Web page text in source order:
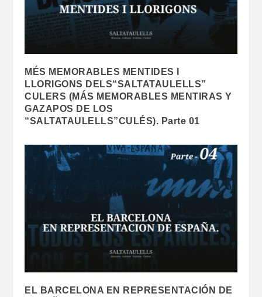
MÉS MEMORABLES MENTIDES I
LLORIGONS DELS“SALTATAULELLS”
CULERS (MÁS MEMORABLES MENTIRAS Y
GAZAPOS DE LOS
“SALTATAULELLS”CULÉS). Parte 01
EL BARCELONA EN REPRESENTACIÓN DE